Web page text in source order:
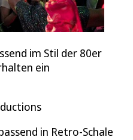
im Stil der 80er
ein
in Retro-Schale